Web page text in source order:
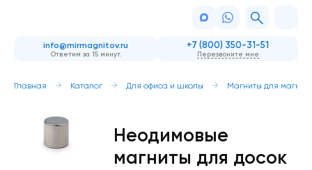
info@mirmagnitov.ru
Ответим за 15 минут.
+7 (800) 350-31-51
Перезвоните мне
Главная Каталог Для офиса и школы Магниты для
Неодимовые
магниты для досок